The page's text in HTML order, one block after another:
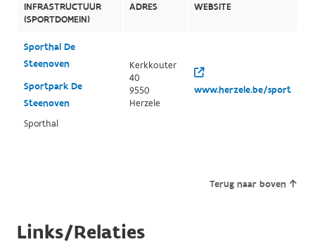
INFRASTRUCTUUR
(SPORTDOMEIN)
ADRES WEBSITE
Sporthal De
Steenoven
Sportpark De
Steenoven
Sporthal
Kerkkouter
40
9550
Herzele
www.herzele.be/sport
Terug naar boven
Links/Relaties